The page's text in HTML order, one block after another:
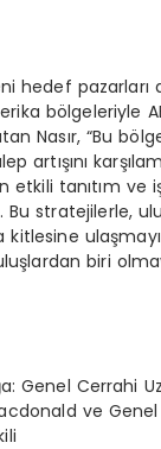
hedef pazarları
bölgeleriyle
Nasır, “Bu
artışını
etkili tanıtım ve
Bu stratejilerle,
ulaşmayı
biri
Genel Cerrahi
ve Genel